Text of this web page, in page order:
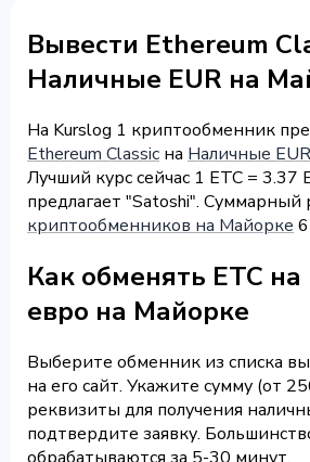
Вывести Ethereum
Наличные EUR на
На Kurslog 1 криптообменник
Ethereum Classic на Наличные EUR
Лучший курс сейчас 1 ETC = 3.37
предлагает "Satoshi". Суммарный
криптообменников на Майорке
Как обменять ETC
евро на Майорке
Выберите обменник из списка
на его сайт. Укажите сумму (от
реквизиты для получения
подтвердите заявку.